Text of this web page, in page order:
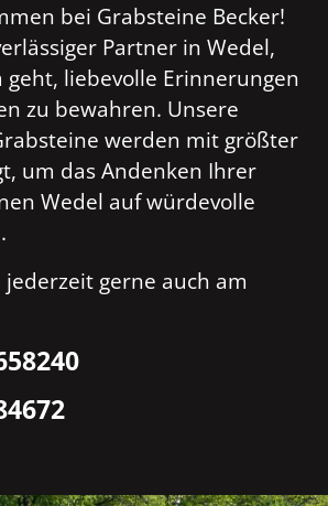
bei Grabsteine Becker!
Partner in Wedel,
liebevolle Erinnerungen
zu bewahren. Unsere
werden mit größter
um das Andenken Ihrer
Wedel auf würdevolle
gerne auch am